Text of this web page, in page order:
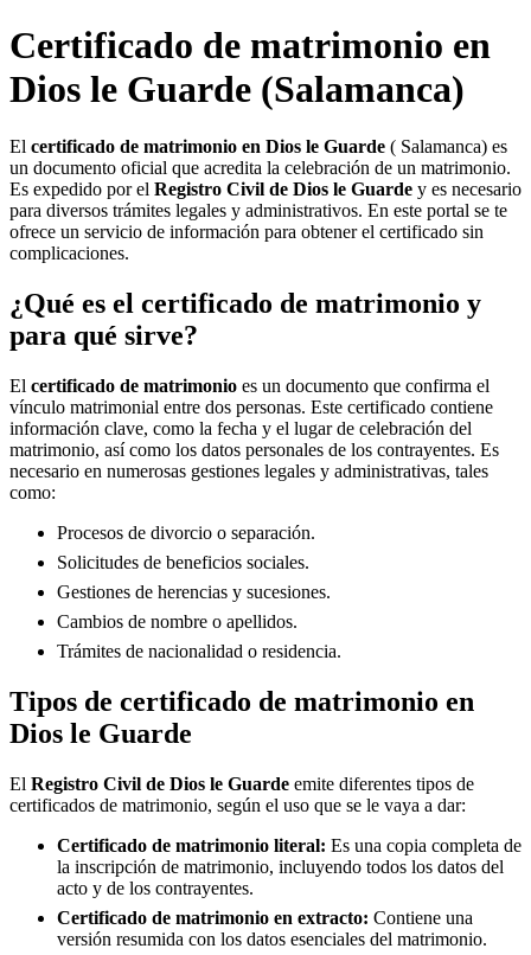
Certificado de matrimonio en
Dios le Guarde (Salamanca)
El certificado de matrimonio en Dios le Guarde ( Salamanca) es
un documento oficial que acredita la celebración de un matrimonio.
Es expedido por el Registro Civil de Dios le Guarde y es necesario
para diversos trámites legales y administrativos. En este portal se te
ofrece un servicio de información para obtener el certificado sin
complicaciones.
¿Qué es el certificado de matrimonio y
para qué sirve?
El certificado de matrimonio es un documento que confirma el
vínculo matrimonial entre dos personas. Este certificado contiene
información clave, como la fecha y el lugar de celebración del
matrimonio, así como los datos personales de los contrayentes. Es
necesario en numerosas gestiones legales y administrativas, tales
como:
Procesos de divorcio o separación.
Solicitudes de beneficios sociales.
Gestiones de herencias y sucesiones.
Cambios de nombre o apellidos.
Trámites de nacionalidad o residencia.
Tipos de certificado de matrimonio en
Dios le Guarde
El Registro Civil de Dios le Guarde emite diferentes tipos de
certificados de matrimonio, según el uso que se le vaya a dar:
Certificado de matrimonio literal: Es una copia completa de
la inscripción de matrimonio, incluyendo todos los datos del
acto y de los contrayentes.
Certificado de matrimonio en extracto: Contiene una
versión resumida con los datos esenciales del matrimonio.